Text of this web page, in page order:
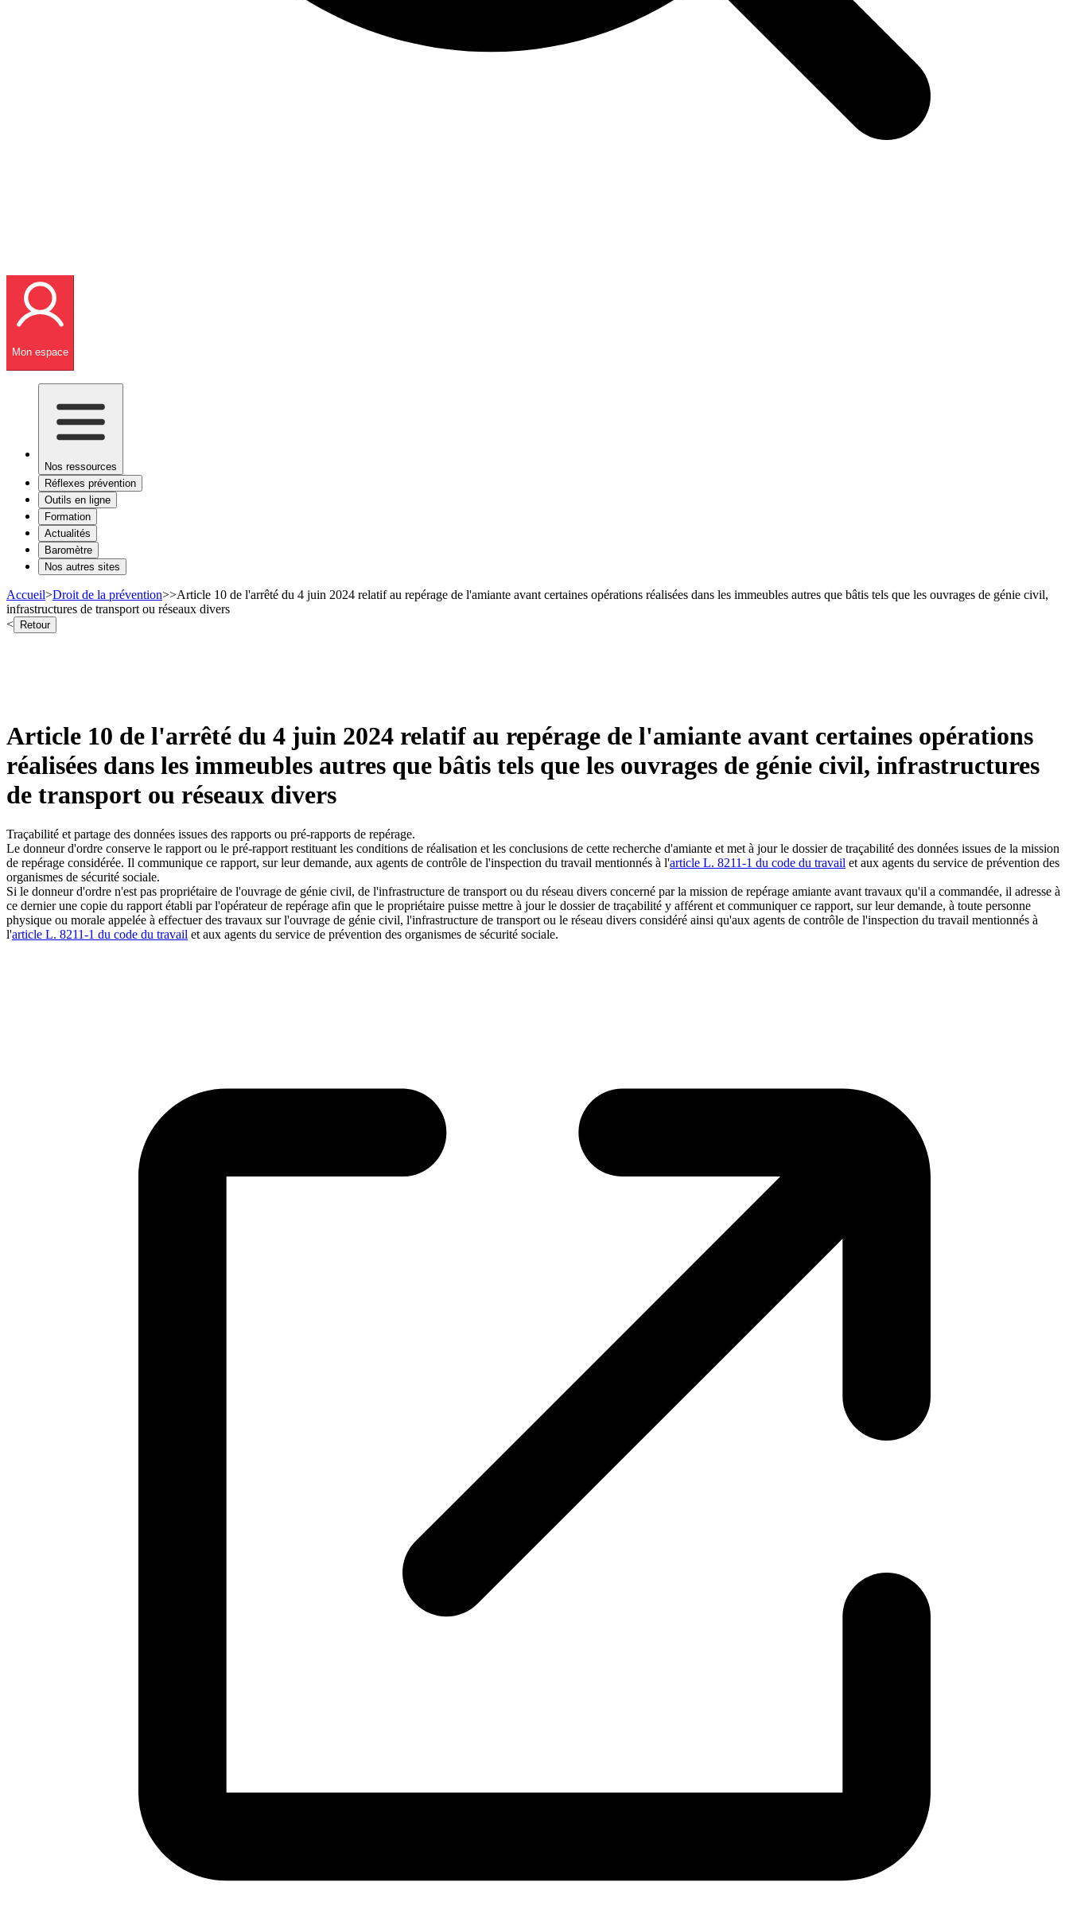
Mon espace
Nos ressources
Réflexes prévention
Outils en ligne
Formation
Actualités
Baromètre
Nos autres sites
Accueil>Droit de la prévention>>Article 10 de l'arrêté du 4 juin 2024 relatif au repérage de l'amiante avant certaines opérations réalisées dans les immeubles autres que bâtis tels que les ouvrages de génie civil,
infrastructures de transport ou réseaux divers
< Retour
Article 10 de l'arrêté du 4 juin 2024 relatif au repérage de l'amiante avant certaines opérations
réalisées dans les immeubles autres que bâtis tels que les ouvrages de génie civil, infrastructures
de transport ou réseaux divers
Traçabilité et partage des données issues des rapports ou pré-rapports de repérage.
Le donneur d'ordre conserve le rapport ou le pré-rapport restituant les conditions de réalisation et les conclusions de cette recherche d'amiante et met à jour le dossier de traçabilité des données issues de la mission
de repérage considérée. Il communique ce rapport, sur leur demande, aux agents de contrôle de l'inspection du travail mentionnés à l'article L. 8211-1 du code du travail et aux agents du service de prévention des
organismes de sécurité sociale.
Si le donneur d'ordre n'est pas propriétaire de l'ouvrage de génie civil, de l'infrastructure de transport ou du réseau divers concerné par la mission de repérage amiante avant travaux qu'il a commandée, il adresse à
ce dernier une copie du rapport établi par l'opérateur de repérage afin que le propriétaire puisse mettre à jour le dossier de traçabilité y afférent et communiquer ce rapport, sur leur demande, à toute personne
physique ou morale appelée à effectuer des travaux sur l'ouvrage de génie civil, l'infrastructure de transport ou le réseau divers considéré ainsi qu'aux agents de contrôle de l'inspection du travail mentionnés à
l'article L. 8211-1 du code du travail et aux agents du service de prévention des organismes de sécurité sociale.